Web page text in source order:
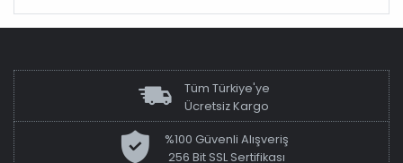
Tüm Türkiye'ye
Ücretsiz Kargo
%100 Güvenli Alışveriş
256 Bit SSL Sertifikası